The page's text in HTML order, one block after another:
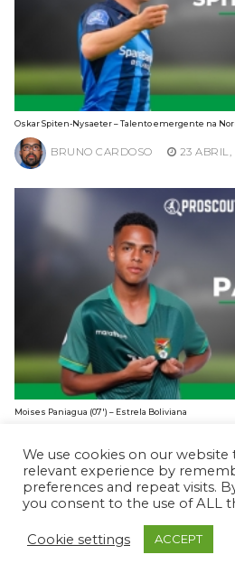
Oskar Spiten-Nysaeter – Talento emergente na
BRUNO CARDOSO 23 ABRIL,
Moises Paniagua (07′) – Estrela Boliviana
© ProScout
We use cookies on our
relevant experience by
preferences and repeat visits.
you consent to the use of ALL
Cookie settings ACCEPT